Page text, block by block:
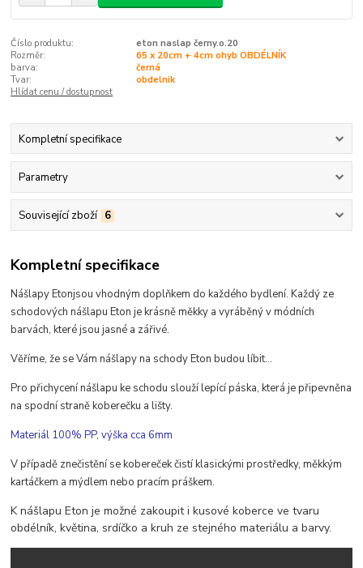
Číslo produktu:
eton naslap černy.o.20
Rozměr:
65 x 20cm + 4cm ohyb OBDÉLNÍK
barva:
černá
Tvar:
obdelnik
Hlídat cenu / dostupnost
Kompletní specifikace
Parametry
Související zboží 6
Kompletní specifikace
Nášlapy Etonjsouvhodným doplňkem do každého bydlení. Každý ze
schodových nášlapu Eton je krásně měkky a vyráběný v módních
barvách, kteréjsou jasné a zářivé.
Věříme, že se Vám nášlapy na schody Eton budou líbit...
Pro přichycení nášlapu ke schodu slouží lepící páska, která je připevněna
na spodní straně koberečku a lišty.
Materiál 100% PP, výška cca 6mm
V případě znečistění se kobereček čistí klasickými prostředky, měkkým
kartáčkem a mýdlem nebo pracím práškem.
K nášlapu Eton je možné zakoupit i kusové koberce ve tvaru
obdélník, květina, srdíčko a kruh ze stejného materiálu a barvy.